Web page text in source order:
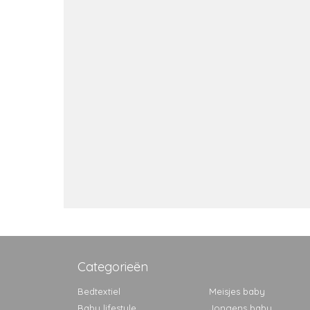
Categorieën
Bedtextiel
Meisjes baby